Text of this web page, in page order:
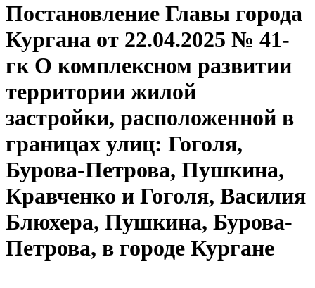
Постановление Главы города
Кургана от 22.04.2025 № 41-
гк О комплексном развитии
территории жилой
застройки, расположенной в
границах улиц: Гоголя,
Бурова-Петрова, Пушкина,
Кравченко и Гоголя, Василия
Блюхера, Пушкина, Бурова-
Петрова, в городе Кургане